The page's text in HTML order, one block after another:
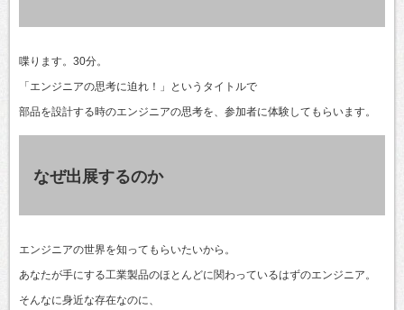
喋ります。30分。
「エンジニアの思考に迫れ！」というタイトルで
部品を設計する時のエンジニアの思考を、参加者に体験してもらいます。
なぜ出展するのか
エンジニアの世界を知ってもらいたいから。
あなたが手にする工業製品のほとんどに関わっているはずのエンジニア。
そんなに身近な存在なのに、